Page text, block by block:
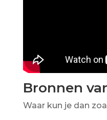
Bronnen
Waar kun je dan